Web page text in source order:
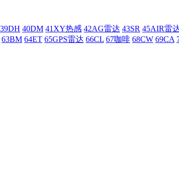
39DH 40DM 41XY热感 42AG雷达 43SR 45AIR雷
63BM 64ET 65GPS雷达 66CL 67咖啡 68CW 69CA